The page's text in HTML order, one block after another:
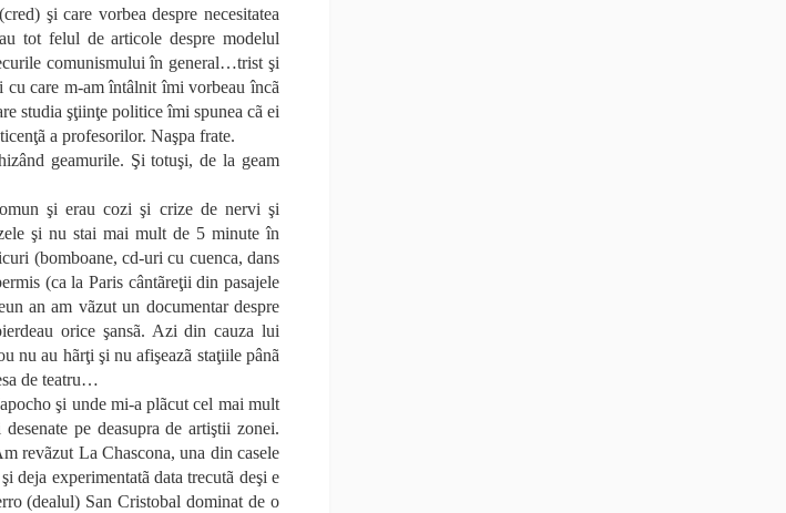
şi care vorbea despre necesitatea
tot felul de articole despre modelul
comunismului în general…trist şi
care m-am întâlnit îmi vorbeau încã
studia şţiinţe politice îmi spunea cã ei
a profesorilor. Naşpa frate.
geamurile. Şi totuşi, de la geam
şi erau cozi şi crize de nervi şi
şi nu stai mai mult de 5 minute în
(bomboane, cd-uri cu cuenca, dans
(ca la Paris cântãreţii din pasajele
an am vãzut un documentar despre
orice şansã. Azi din cauza lui
nu au hãrţi şi nu afişeazã staţiile pânã
de teatru…
şi unde mi-a plãcut cel mai mult
pe deasupra de artiştii zonei.
revãzut La Chascona, una din casele
deja experimentatã data trecutã deşi e
(dealul) San Cristobal dominat de o